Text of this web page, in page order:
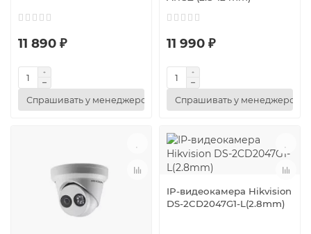
11 890 ₽
Спрашивать у менеджеров
11 990 ₽
Спрашивать у менеджеров
IP-видеокамера Hikvision
DS-2CD2047G1-L(2.8mm)